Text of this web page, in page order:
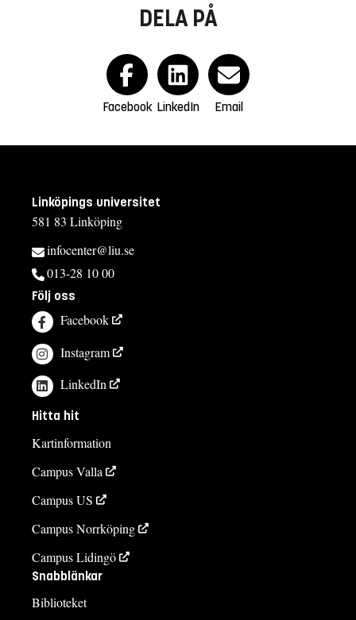
DELA PÅ
Facebook LinkedIn Email
Linköpings universitet
581 83 Linköping
infocenter@liu.se
013-28 10 00
Följ oss
Facebook
Instagram
LinkedIn
Hitta hit
Kartinformation
Campus Valla
Campus US
Campus Norrköping
Campus Lidingö
Snabblänkar
Biblioteket